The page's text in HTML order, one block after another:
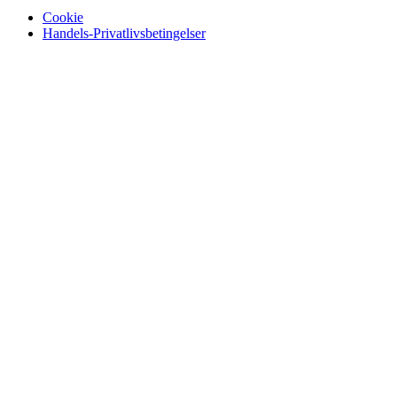
Cookie
Handels-Privatlivsbetingelser